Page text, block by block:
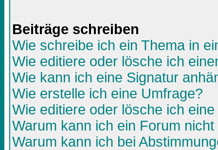
Beiträge schreiben
Wie schreibe ich ein Thema in
Wie editiere oder lösche ich
Wie kann ich eine Signatur
Wie erstelle ich eine Umfrage?
Wie editiere oder lösche ich
Warum kann ich ein Forum
Warum kann ich bei